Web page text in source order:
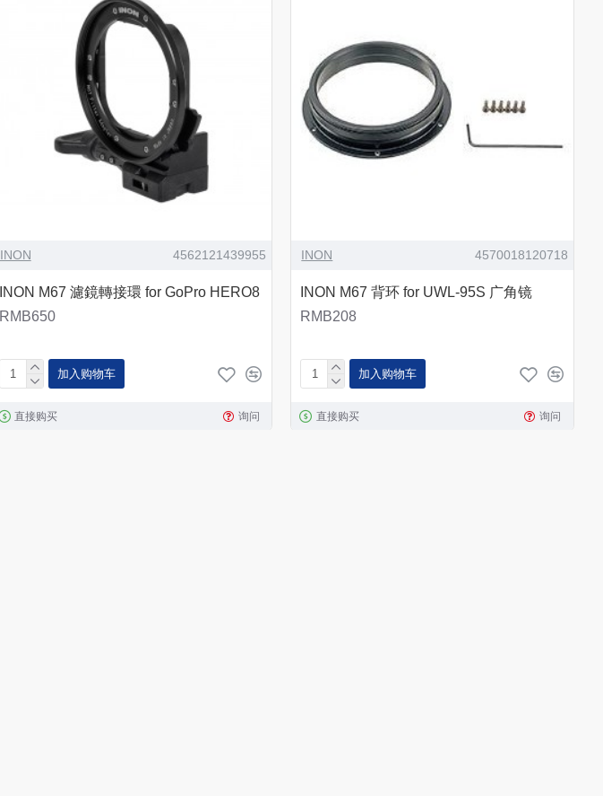
INON 4562121439955
INON M67 濾鏡轉接環 for GoPro HERO8
RMB650
加入购物车
直接购买 询问
INON 4570018120718
INON M67 背环 for UWL-95S 广角镜
RMB208
加入购物车
直接购买 询问